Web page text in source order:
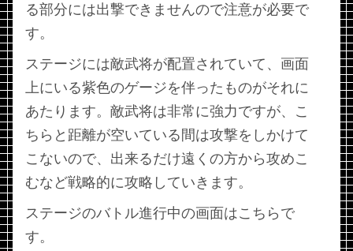
る部分には出撃できませんので注意が必要で
す。
ステージには敵武将が配置されていて、画面
上にいる紫色のゲージを伴ったものがそれに
あたります。敵武将は非常に強力ですが、こ
ちらと距離が空いている間は攻撃をしかけて
こないので、出来るだけ遠くの方から攻めこ
むなど戦略的に攻略していきます。
ステージのバトル進行中の画面はこちらで
す。